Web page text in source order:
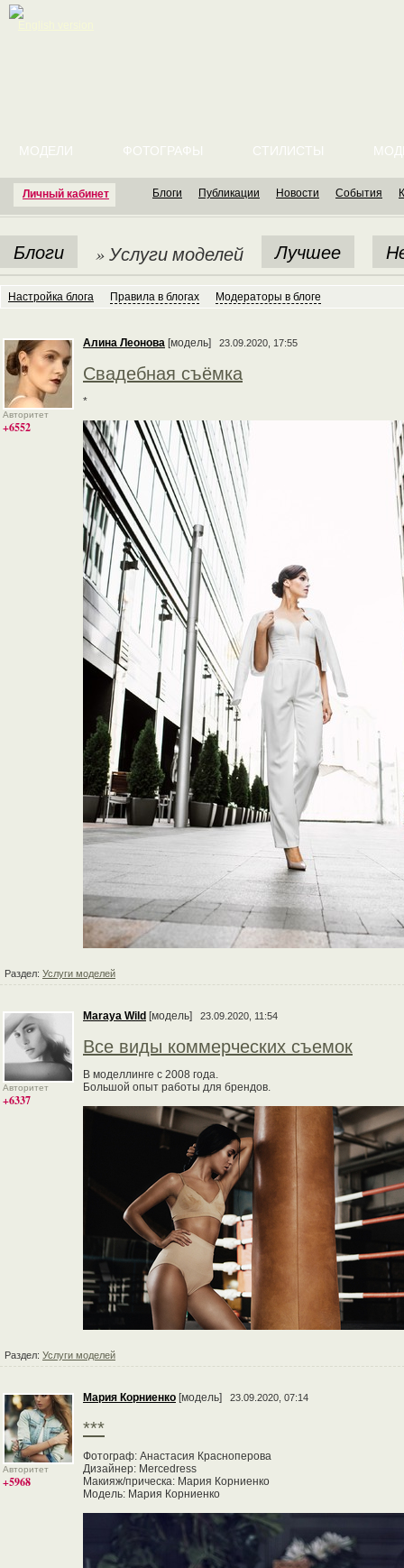
Личный кабинет
МОДЕЛИ ФОТОГРАФЫ СТИЛИСТЫ
Блоги Публикации Новости События
Блоги » Услуги моделей Лучшее
Настройка блога Правила в блогах Модераторы в блоге
Авторитет
+6552
Алина Леонова [модель] 23.09.2020, 17:55
Свадебная съёмка
*
Раздел: Услуги моделей
Авторитет
+6337
Maraya Wild [модель] 23.09.2020, 11:54
Все виды коммерческих съемок
В моделлинге с 2008 года.
Большой опыт работы для брендов.
Раздел: Услуги моделей
Авторитет
+5968
Мария Корниенко [модель] 23.09.2020, 07:14
***
Фотограф: Анастасия Красноперова
Дизайнер: Mercedress
Макияж/прическа: Мария Корниенко
Модель: Мария Корниенко